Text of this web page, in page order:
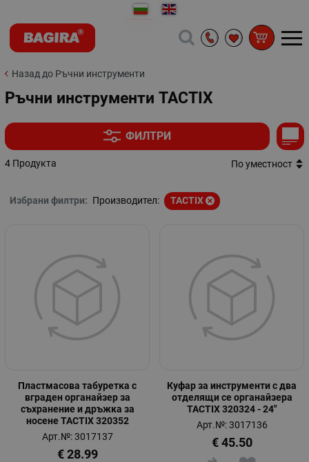
Назад до Ръчни инструменти
Ръчни инструменти TACTIX
ФИЛТРИ
4 Продукта По уместност
Избрани филтри: Производител: TACTIX
Пластмасова табуретка с
вграден органайзер за
съхранение и дръжка за
носене TACTIX 320352
Арт.№: 3017137
28.99
€
Куфар за инструменти с два
отделящи се органайзера
TACTIX 320324 - 24"
Арт.№: 3017136
45.50
€